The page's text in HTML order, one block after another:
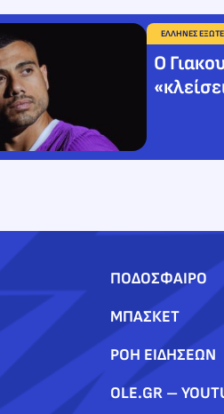
ΕΛΛΗΝΕΣ
Ο
ΠΟΔΟΣΦΑΙΡΟ
ΜΠΑΣΚΕΤ
ΡΟΗ ΕΙΔΗΣΕΩΝ
OLE.GR –